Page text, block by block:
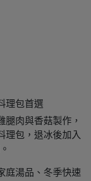
理包首選
腿肉與香菇製作，
理包，退冰後加入
庭湯品、冬季快速